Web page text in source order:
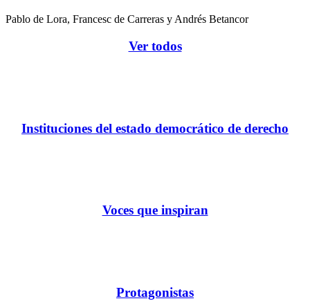
Pablo de Lora, Francesc de Carreras y Andrés Betancor
Ver todos
Instituciones del estado democrático de derecho
Voces que inspiran
Protagonistas